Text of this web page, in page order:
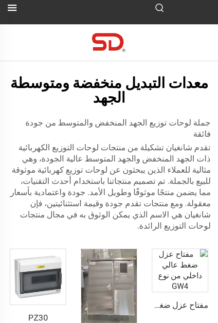
معدات التبديل منخفضة ومتوسطة
الجهد
جملة لوحات توزيع الجهد المنخفض والمتوسط من جودة
فائقة
تقدم شانغيان تشكيلة من منتجات لوحات التوزيع الكهربائية
ذات الجهد المنخفض والجهد المتوسط عالية الجودة، وهي
مثالية للعملاء الذين يبحثون عن لوحات توزيع كهربائية موثوقة
للبيع بالجملة. تم تصميم منتجاتنا باستخدام أحدث التقنيات،
مما يضمن منتجًا موثوقًا وطويل الأمد. جودة واعتمادية بأسعار
معقولة. ومع منتجات تقدم جودة وقيمة استثنائيتين، فإن
شانغيان هي الاسم الذي يمكن الوثوق به في مجال منتجات
لوحات التوزيع الرائدة.
مفتاح عزل ضغط عالي داخلي من نوع GW4
PZ30